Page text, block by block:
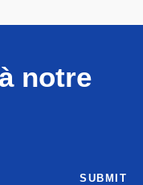
notre
SUBMIT